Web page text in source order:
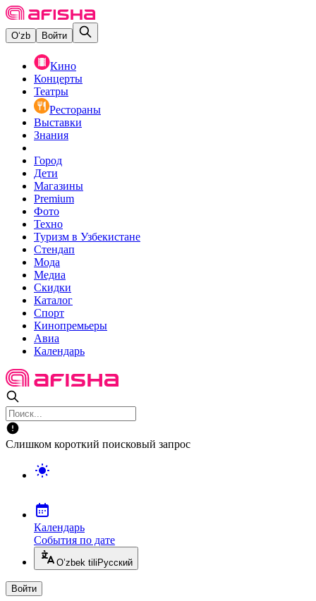
O‘zb Войти
Кино
Концерты
Театры
Рестораны
Выставки
Знания
Город
Дети
Магазины
Premium
Фото
Техно
Туризм в Узбекистане
Стендап
Мода
Медиа
Скидки
Каталог
Спорт
Кинопремьеры
Авиа
Календарь
Слишком короткий поисковый запрос
Календарь
События по дате
O’zbek tili Русский
Войти